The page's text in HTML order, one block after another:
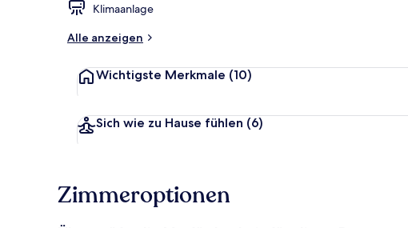
Klimaanlage
Alle anzeigen
Wichtigste Merkmale (10)
Sich wie zu Hause fühlen (6)
Zimmeroptionen